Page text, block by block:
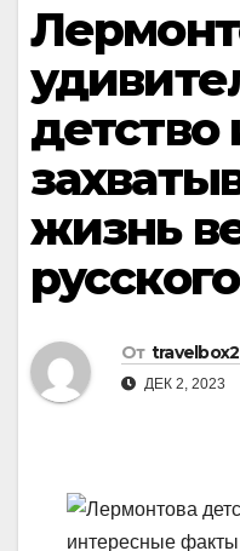
детство
жизнь
От
ДЕК 2, 2023